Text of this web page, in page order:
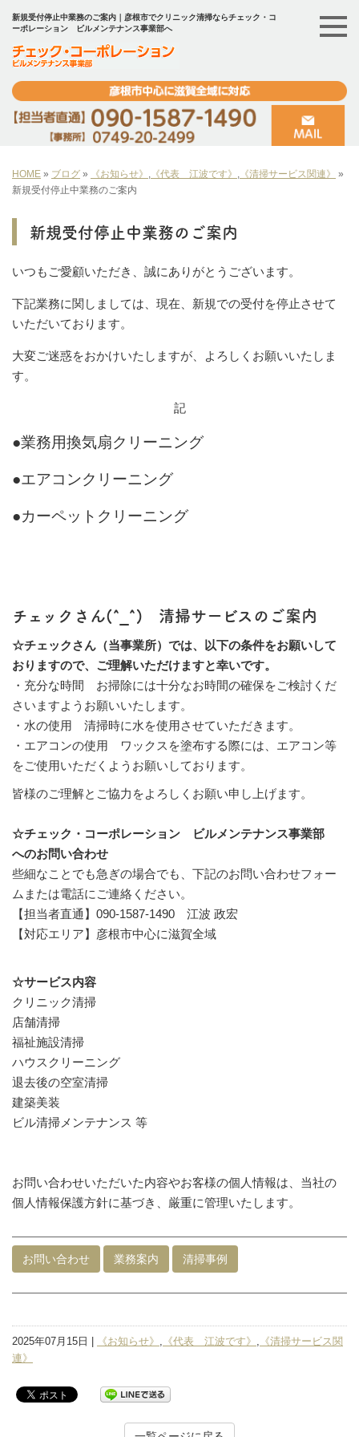
新規受付停止中業務のご案内｜彦根市でクリニック清掃ならチェック・コ
ーポレーション ビルメンテナンス事業部へ
HOME » ブログ » 《お知らせ》 , 《代表 江波です》 , 《清掃サービス関連》
»
新規受付停止中業務のご案内
新規受付停止中業務のご案内
いつもご愛顧いただき、誠にありがとうございます。
下記業務に関しましては、現在、新規での受付を停止させて
いただいております。
大変ご迷惑をおかけいたしますが、よろしくお願いいたしま
す。
記
●業務用換気扇クリーニング
●エアコンクリーニング
●カーペットクリーニング
チェックさん(^_^) 清掃サービスのご案内
☆チェックさん（当事業所）では、以下の条件をお願いして
おりますので、ご理解いただけますと幸いです。
・充分な時間 お掃除には十分なお時間の確保をご検討くだ
さいますようお願いいたします。
・水の使用 清掃時に水を使用させていただきます。
・エアコンの使用
ワックスを塗布する際には、エアコン等
をご使用いただくようお願いしております。
皆様のご理解とご協力をよろしくお願い申し上げます。
☆チェック・コーポレーション ビルメンテナンス事業部
へのお問い合わせ
些細なことでも急ぎの場合でも、下記のお問い合わせフォー
ムまたは電話にご連絡ください。
【担当者直通】 090-1587-1490 江波 政宏
【対応エリア】 彦根市中心に滋賀全域
☆サービス内容
クリニック清掃
店舗清掃
福祉施設清掃
ハウスクリーニング
退去後の空室清掃
建築美装
ビル清掃メンテナンス 等
お問い合わせいただいた内容やお客様の個人情報は、当社の
個人情報保護方針に基づき、厳重に管理いたします。
お問い合わせ 業務案内 清掃事例
2025年07月15日 | 《お知らせ》 , 《代表 江波です》 , 《清掃サービス関
連》